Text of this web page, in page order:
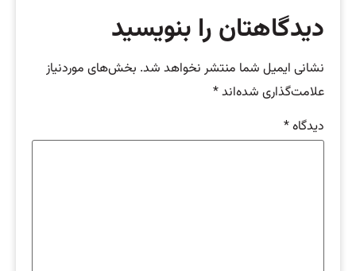
دیدگاهتان را بنویسید
نشانی ایمیل شما منتشر نخواهد شد. بخش‌های موردنیاز
علامت‌گذاری شده‌اند*
دیدگاه*